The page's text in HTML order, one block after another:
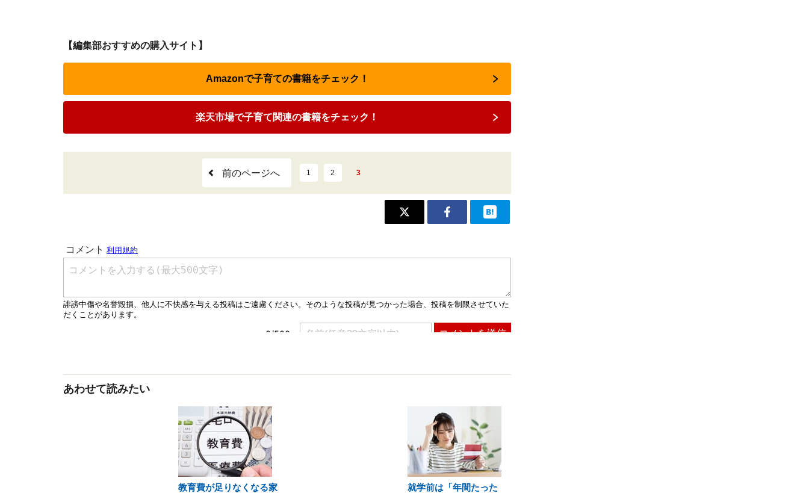
【編集部おすすめの購入サイト】
Amazonで子育ての書籍をチェック！
楽天市場で子育て関連の書籍をチェック！
前のページへ 1 2 3
あわせて読みたい
教育費が足りなくなる家
就学前は「年間たった